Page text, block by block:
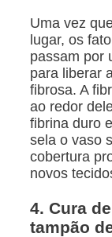
Uma vez
lugar, os
passam por
para liberar
fibrosa. A
ao redor
fibrina duro
sela o vaso
cobertura
novos
4. Cura
tampão